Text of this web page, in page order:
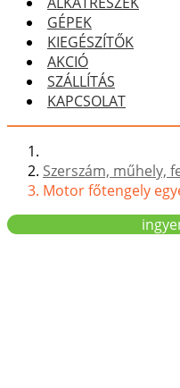
GÉPEK
KIEGÉSZÍTŐK
AKCIÓ
SZÁLLÍTÁS
KAPCSOLAT
Szerszám, műhely,
Motor főtengely